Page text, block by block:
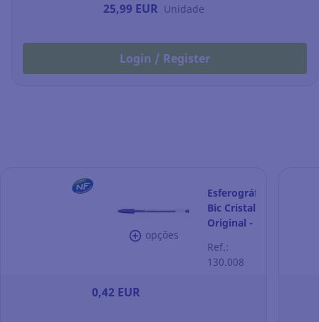
25,99 EUR Unidade
Login / Register
opções
Esferográfica
Bic Cristal
Original -
Ref.:
130.008
0,42 EUR